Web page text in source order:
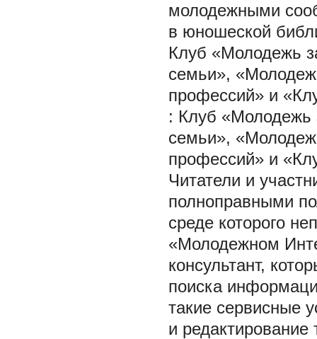
молодежными
в юношеской
Клуб «Молодежь
семьи»,
профессий» и
: Клуб «Молодежь
семьи»,
профессий» и
Читатели и
полноправными
среде которого
«Молодежном
консультант,
поиска
такие сервисные
и